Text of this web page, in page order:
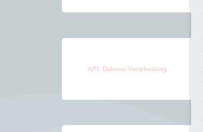
API: Datums-Verarbeitung